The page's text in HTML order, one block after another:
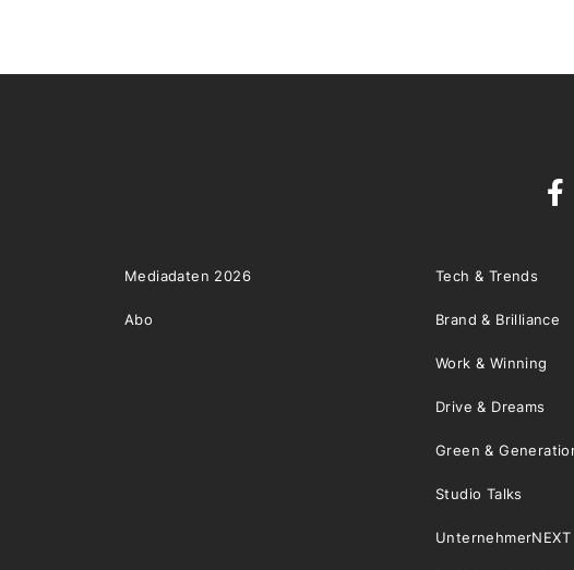
Mediadaten 2026
Abo
Tech & Trends
Brand & Brilliance
Work & Winning
Drive & Dreams
Green &
Studio Talks
UnternehmerNEXT